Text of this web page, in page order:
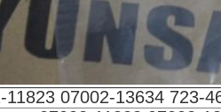
11823 07002-13634 723-